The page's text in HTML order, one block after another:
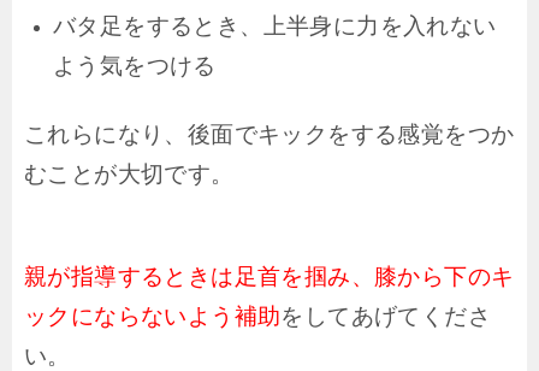
バタ足をするとき、上半身に力を入れない
よう気をつける
これらになり、後面でキックをする感覚をつか
むことが大切です。
親が指導するときは足首を掴み、膝から下のキ
ックにならないよう補助をしてあげてくださ
い。